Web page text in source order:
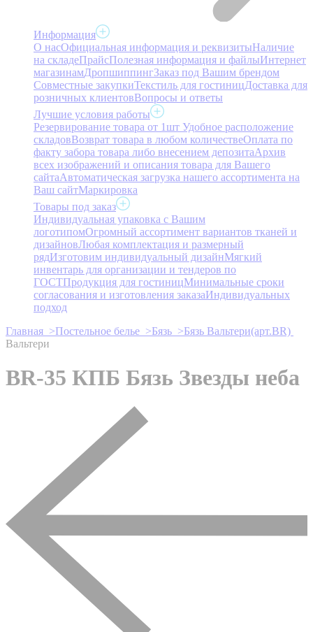
Информация
О насОфициальная информация и реквизитыНаличие
на складеПрайсПолезная информация и файлыИнтернет
магазинамДропшиппингЗаказ под Вашим брендом
Совместные закупкиТекстиль для гостиницДоставка для
розничных клиентовВопросы и ответы
Лучшие условия работы
Резервирование товара от 1шт Удобное расположение
складовВозврат товара в любом количествеОплата по
факту забора товара либо внесением депозитаАрхив
всех изображений и описания товара для Вашего
сайтаАвтоматическая загрузка нашего ассортимента на
Ваш сайтМаркировка
Товары под заказ
Индивидуальная упаковка с Вашим
логотипомОгромный ассортимент вариантов тканей и
дизайновЛюбая комплектация и размерный
рядИзготовим индивидуальный дизайнМягкий
инвентарь для организации и тендеров по
ГОСТПродукция для гостиницМинимальные сроки
согласования и изготовления заказаИндивидуальных
подход
Главная >Постельное белье >Бязь >Бязь Вальтери(арт.BR)
Вальтери
BR-35 КПБ Бязь Звезды неба